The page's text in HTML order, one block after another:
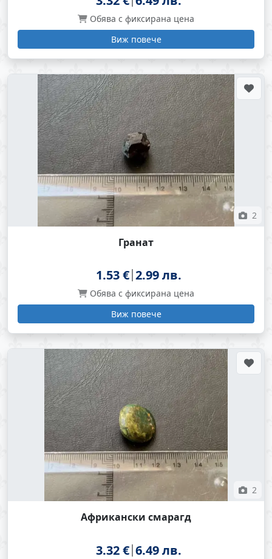
Обява с фиксирана цена
Виж повече
2
Гранат
1.53 € 2.99 лв.
Обява с фиксирана цена
Виж повече
2
Африкански смарагд
3.32 € 6.49 лв.